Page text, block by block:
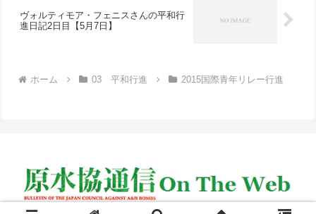
ヴォルティモア・フェニスさんの平和行
進日記2日目【5月7日】
ホーム 03 平和行進 2015国際青年リレー行進